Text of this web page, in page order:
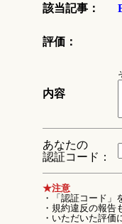
該当記事：
評価：
内容
あなたの
認証コード：
★注意
・「認証コード」
・規約違反の報
・いただいた評価